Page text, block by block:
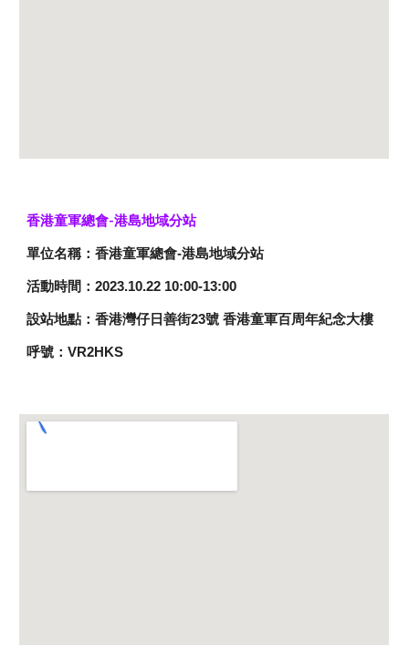
香港童軍總會-港島地域分站
單位名稱：香港童軍總會-港島地域分站
活動時間：2023.10.22 10:00-13:00
設站地點：香港灣仔日善街23號 香港童軍百周年紀念大樓
呼號：VR2HKS